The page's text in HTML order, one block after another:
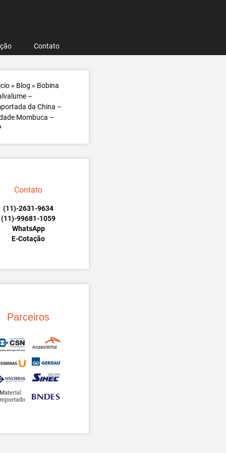
Contato
» Blog » Bobina
–
da China –
Mombuca –
Contato
(11)-2631-9634
(11)-99681-1059
WhatsApp
E-Cotação
Parceiros